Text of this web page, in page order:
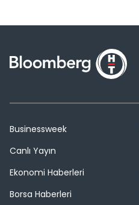
Businessweek
Canlı Yayın
Ekonomi Haberleri
Borsa Haberleri